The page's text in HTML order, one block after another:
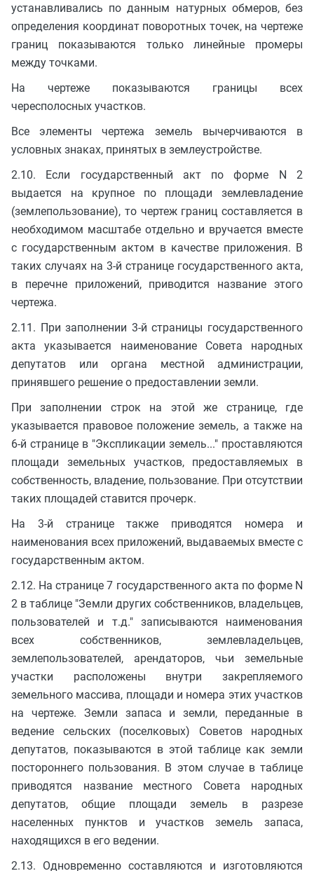
устанавливались по данным натурных обмеров, без
определения координат поворотных точек, на чертеже
границ показываются только линейные промеры
между точками.
На чертеже показываются границы всех
чересполосных участков.
Все элементы чертежа земель вычерчиваются в
условных знаках, принятых в землеустройстве.
2.10. Если государственный акт по форме N 2
выдается на крупное по площади землевладение
(землепользование), то чертеж границ составляется в
необходимом масштабе отдельно и вручается вместе
с государственным актом в качестве приложения. В
таких случаях на 3-й странице государственного акта,
в перечне приложений, приводится название этого
чертежа.
2.11. При заполнении 3-й страницы государственного
акта указывается наименование Совета народных
депутатов или органа местной администрации,
принявшего решение о предоставлении земли.
При заполнении строк на этой же странице, где
указывается правовое положение земель, а также на
6-й странице в "Экспликации земель..." проставляются
площади земельных участков, предоставляемых в
собственность, владение, пользование. При отсутствии
таких площадей ставится прочерк.
На 3-й странице также приводятся номера и
наименования всех приложений, выдаваемых вместе с
государственным актом.
2.12. На странице 7 государственного акта по форме N
2 в таблице "Земли других собственников, владельцев,
пользователей и т.д." записываются наименования
всех собственников, землевладельцев,
землепользователей, арендаторов, чьи земельные
участки расположены внутри закрепляемого
земельного массива, площади и номера этих участков
на чертеже. Земли запаса и земли, переданные в
ведение сельских (поселковых) Советов народных
депутатов, показываются в этой таблице как земли
постороннего пользования. В этом случае в таблице
приводятся название местного Совета народных
депутатов, общие площади земель в разрезе
населенных пунктов и участков земель запаса,
находящихся в его ведении.
2.13. Одновременно составляются и изготовляются